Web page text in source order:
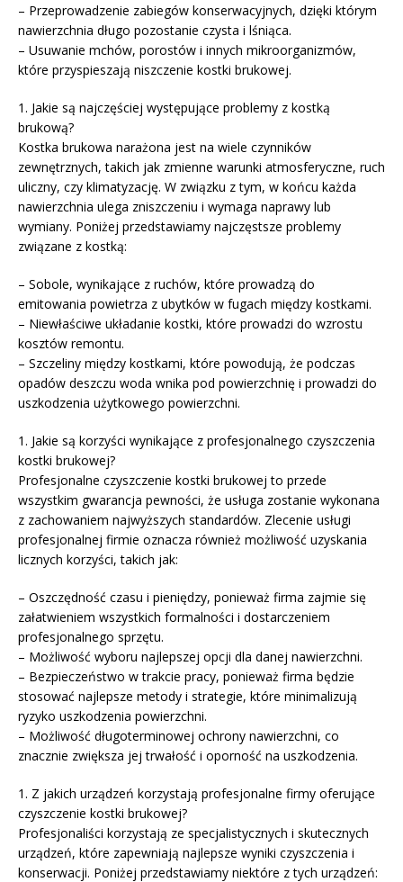
– Przeprowadzenie zabiegów konserwacyjnych, dzięki którym
nawierzchnia długo pozostanie czysta i lśniąca.
– Usuwanie mchów, porostów i innych mikroorganizmów,
które przyspieszają niszczenie kostki brukowej.
1. Jakie są najczęściej występujące problemy z kostką
brukową?
Kostka brukowa narażona jest na wiele czynników
zewnętrznych, takich jak zmienne warunki atmosferyczne, ruch
uliczny, czy klimatyzację. W związku z tym, w końcu każda
nawierzchnia ulega zniszczeniu i wymaga naprawy lub
wymiany. Poniżej przedstawiamy najczęstsze problemy
związane z kostką:
– Sobole, wynikające z ruchów, które prowadzą do
emitowania powietrza z ubytków w fugach między kostkami.
– Niewłaściwe układanie kostki, które prowadzi do wzrostu
kosztów remontu.
– Szczeliny między kostkami, które powodują, że podczas
opadów deszczu woda wnika pod powierzchnię i prowadzi do
uszkodzenia użytkowego powierzchni.
1. Jakie są korzyści wynikające z profesjonalnego czyszczenia
kostki brukowej?
Profesjonalne czyszczenie kostki brukowej to przede
wszystkim gwarancja pewności, że usługa zostanie wykonana
z zachowaniem najwyższych standardów. Zlecenie usługi
profesjonalnej firmie oznacza również możliwość uzyskania
licznych korzyści, takich jak:
– Oszczędność czasu i pieniędzy, ponieważ firma zajmie się
załatwieniem wszystkich formalności i dostarczeniem
profesjonalnego sprzętu.
– Możliwość wyboru najlepszej opcji dla danej nawierzchni.
– Bezpieczeństwo w trakcie pracy, ponieważ firma będzie
stosować najlepsze metody i strategie, które minimalizują
ryzyko uszkodzenia powierzchni.
– Możliwość długoterminowej ochrony nawierzchni, co
znacznie zwiększa jej trwałość i oporność na uszkodzenia.
1. Z jakich urządzeń korzystają profesjonalne firmy oferujące
czyszczenie kostki brukowej?
Profesjonaliści korzystają ze specjalistycznych i skutecznych
urządzeń, które zapewniają najlepsze wyniki czyszczenia i
konserwacji. Poniżej przedstawiamy niektóre z tych urządzeń: